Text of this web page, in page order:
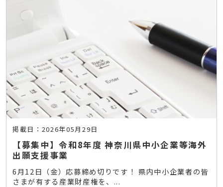
掲載日：2026年05月29日
【募集中】令和8年度 神奈川県中小企業等海外
出願支援事業
6月12日（金）応募締め切りです！ 県内中小企業者の皆
さまが有する産業財産権を、...